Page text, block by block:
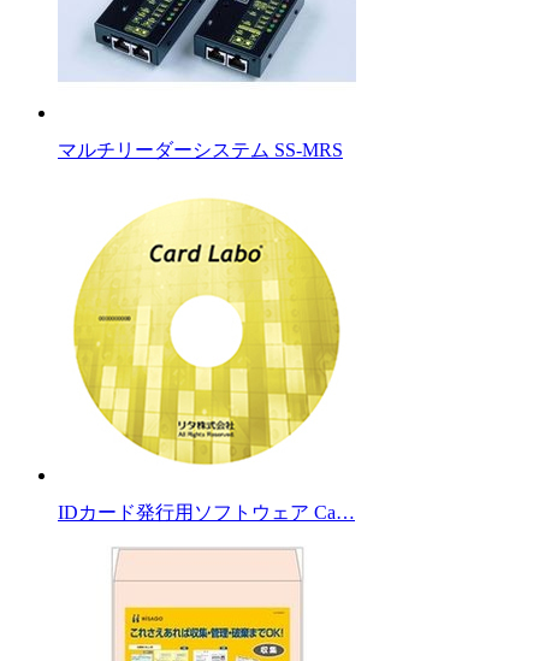
マルチリーダーシステム SS-MRS
IDカード発行用ソフトウェア Ca…